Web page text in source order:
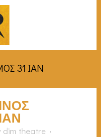
31 ΙΑΝ
dim theatre